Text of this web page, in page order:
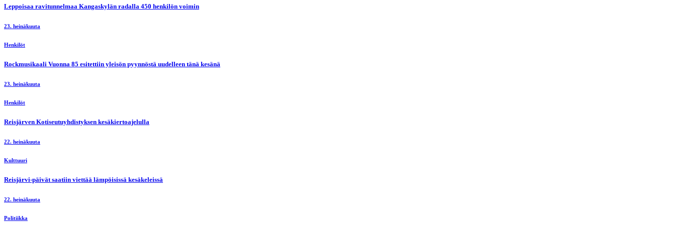
Leppoisaa ravitunnelmaa Kangaskylän radalla 450 henkilön voimin
23. heinäkuuta
Henkilöt
Rockmusikaali Vuonna 85 esitettiin yleisön pyynnöstä uudelleen tänä kesänä
23. heinäkuuta
Henkilöt
Reisjärven Kotiseutuyhdistyksen kesäkiertoajelulla
22. heinäkuuta
Kulttuuri
Reisjärvi-päivät saatiin viettää lämpöisissä kesäkeleissä
22. heinäkuuta
Politiikka